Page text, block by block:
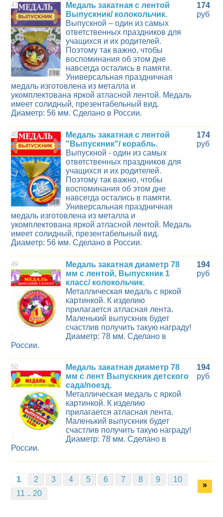
47
Медаль закатная с лентой
Выпускник/ колокольчик.
Выпускной – один из самых
ответственных праздников для
учащихся и их родителей.
Поэтому так важно, чтобы
воспоминания об этом дне
навсегда остались в памяти.
Универсальная праздничная
медаль изготовлена из металла и
укомплектована яркой атласной лентой. Медаль
имеет солидный, презентабельный вид.
Диаметр: 56 мм. Сделано в России.
174
руб
48
Медаль закатная с лентой
"Выпускник"/ корабль.
Выпускной - один из самых
ответственных праздников для
учащихся и их родителей.
Поэтому так важно, чтобы
воспоминания об этом дне
навсегда остались в памяти.
Универсальная праздничная
медаль изготовлена из металла и
укомплектована яркой атласной лентой. Медаль
имеет солидный, презентабельный вид.
Диаметр: 56 мм. Сделано в России.
174
руб
49
Медаль закатная диаметр 78
мм с лентой, Выпускник 1
класс/ колокольчик.
Металлическая медаль с яркой
картинкой. К изделию
прилагается атласная лента.
Маленький выпускник будет
счастлив получить такую награду!
Диаметр: 78 мм. Сделано в
России.
194
руб
50
Медаль закатная диаметр 78
мм с лент Выпускник детского
сада/поезд.
Металлическая медаль с яркой
картинкой. К изделию
прилагается атласная лента.
Маленький выпускник будет
счастлив получить такую награду!
Диаметр: 78 мм. Сделано в
России.
194
руб
1 2 3 4 5 6 7 8 9
10
11 .. 20
»